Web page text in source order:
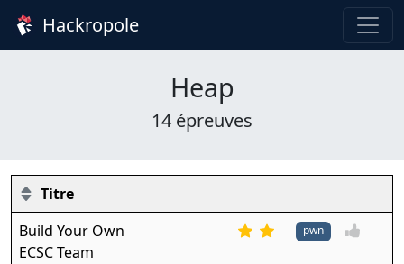
Hackropole
Heap
14 épreuves
Titre
Build Your Own
ECSC Team
pwn